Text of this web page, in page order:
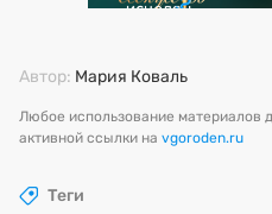
Автор: Мария Коваль
Любое использование материалов
активной ссылки на vgoroden.ru
Теги